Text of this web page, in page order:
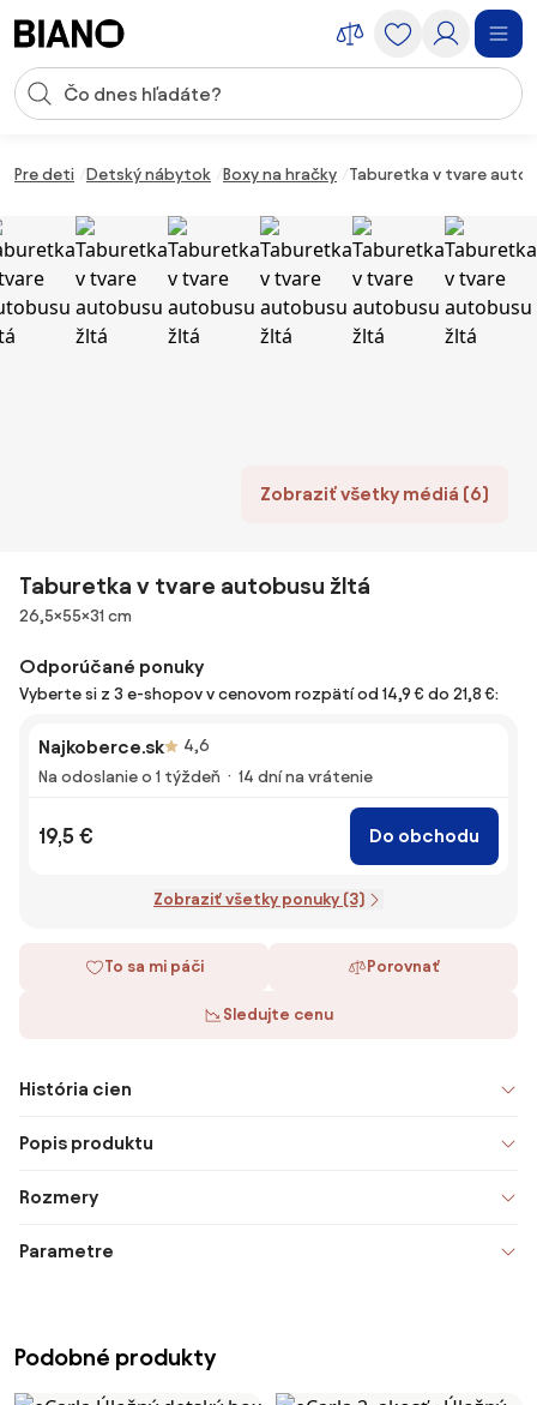
Vstup pre vyhľadávanie
Pre deti Detský nábytok Boxy na hračky Taburetka v tvare
Zobraziť všetky médiá (6)
Taburetka v tvare autobusu žltá
Rozmery
26,5×55×31 cm
Odporúčané ponuky
Vyberte si z 3 e-shopov v cenovom rozpätí od 14,9 € do 21,8 €:
Najkoberce.sk
4,6
Na odoslanie o 1 týždeň
14 dní na vrátenie
19,5 € Do obchodu
Zobraziť všetky ponuky (3)
To sa mi páči Porovnať
Sledujte cenu
História cien
Popis produktu
Rozmery
Parametre
Podobné produkty